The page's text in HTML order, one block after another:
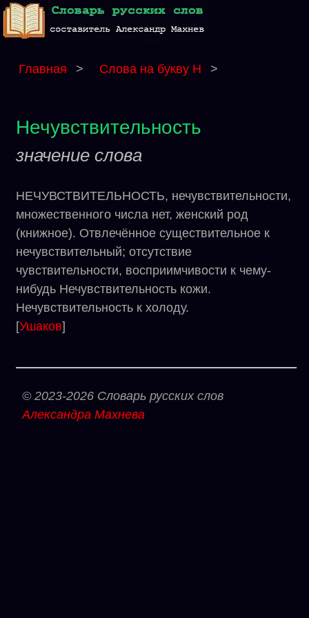
Главная > Слова на букву Н >
Нечувствительность
значение слова
НЕЧУВСТВИТЕЛЬНОСТЬ, нечувствительности,
множественного числа нет, женский род
(книжное). Отвлечённое существительное к
нечувствительный; отсутствие
чувствительности, восприимчивости к чему-
нибудь Нечувствительность кожи.
Нечувствительность к холоду.
[Ушаков]
© 2023-2026 Словарь русских слов
Александра Махнева